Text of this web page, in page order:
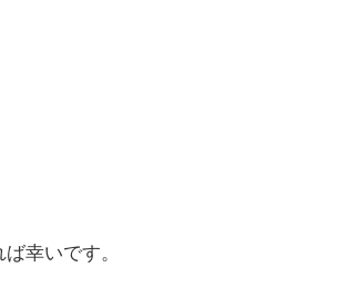
幸いです。